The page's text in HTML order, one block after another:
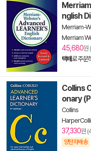
nglish
Merriam-
Merriam
45,680원
택배로 주문
Collins
onary
Collins
37,330원
양탄자배송